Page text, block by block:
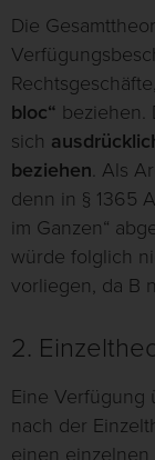
Die
bloc“ beziehen.
sich
beziehen. Als
denn in § 1365
im Ganzen“
würde folglich
vorliegen, da B
2.
Eine Verfügung
nach der
einen